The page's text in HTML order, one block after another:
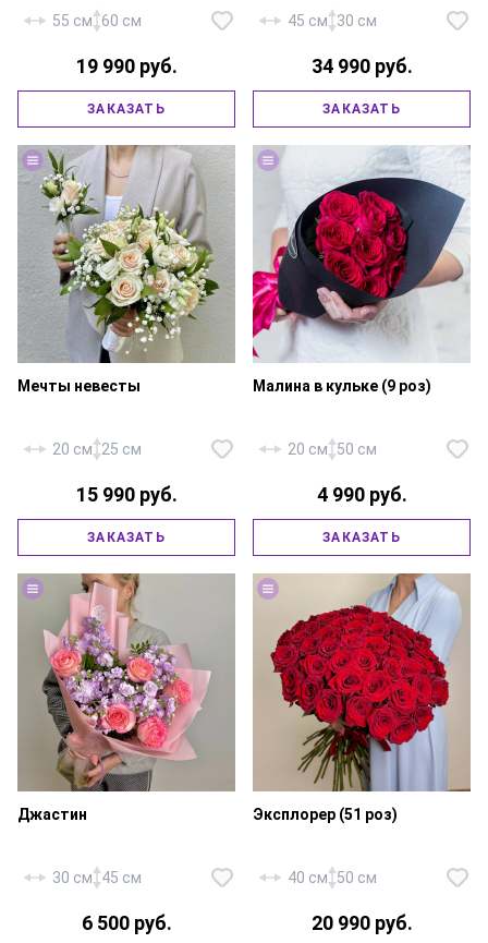
Роза «Россия Талея» — 49 шт.,
фирменная упаковка, атласная
55 см 60 см
19 990 руб.
ЗАКАЗАТЬ
бархатная шляпная коробка
35х15 см., флористическая
45 см 30 см
34 990 руб.
ЗАКАЗАТЬ
Букет: Роза «Россия Талея» —
17 шт., эустома «Розита» — 5
атласная лента.
Талея» — 1 шт., эустома — 1 шт.,
гипсофила — 1 шт., рускус,
Мечты невесты
20 см 25 см
15 990 руб.
ЗАКАЗАТЬ
Роза «Россия Шангри Ла» — 9
шт., фирменная упаковка,
Малина в кульке (9 роз)
20 см 50 см
4 990 руб.
ЗАКАЗАТЬ
Джастин
30 см 45 см
6 500 руб.
Эксплорер (51 роз)
40 см 50 см
20 990 руб.